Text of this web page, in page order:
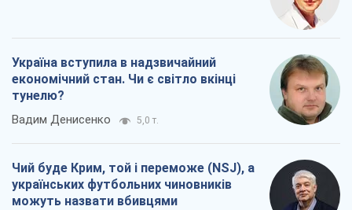
Україна вступила в надзвичайний
економічний стан. Чи є світло вкінці
тунелю?
Вадим Денисенко 5,0 т.
Чий буде Крим, той і переможе (NSJ), а
українських футбольних чиновників
можуть назвати вбивцями